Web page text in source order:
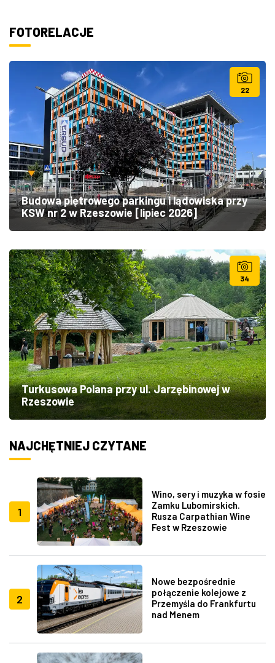
FOTORELACJE
22
Budowa piętrowego parkingu i lądowiska przy
KSW nr 2 w Rzeszowie [lipiec 2026]
34
Turkusowa Polana przy ul. Jarzębinowej w
Rzeszowie
NAJCHĘTNIEJ CZYTANE
1
Wino, sery i muzyka w fosie
Zamku Lubomirskich.
Rusza Carpathian Wine
Fest w Rzeszowie
2
Nowe bezpośrednie
połączenie kolejowe z
Przemyśla do Frankfurtu
nad Menem